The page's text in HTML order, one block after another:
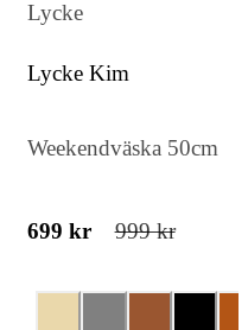
rymmer en laptop
i 100% polyester
Lycke
Lycke Kim
Weekendväska 50cm
699 kr 999 kr